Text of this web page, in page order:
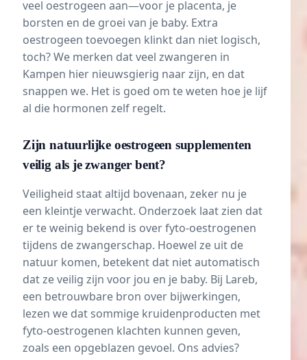
veel oestrogeen aan—voor je placenta, je
borsten en de groei van je baby. Extra
oestrogeen toevoegen klinkt dan niet logisch,
toch? We merken dat veel zwangeren in
Kampen hier nieuwsgierig naar zijn, en dat
snappen we. Het is goed om te weten hoe je lijf
al die hormonen zelf regelt.
Zijn natuurlijke oestrogeen supplementen
veilig als je zwanger bent?
Veiligheid staat altijd bovenaan, zeker nu je
een kleintje verwacht. Onderzoek laat zien dat
er te weinig bekend is over fyto-oestrogenen
tijdens de zwangerschap. Hoewel ze uit de
natuur komen, betekent dat niet automatisch
dat ze veilig zijn voor jou en je baby. Bij Lareb,
een betrouwbare bron over bijwerkingen,
lezen we dat sommige kruidenproducten met
fyto-oestrogenen klachten kunnen geven,
zoals een opgeblazen gevoel. Ons advies?